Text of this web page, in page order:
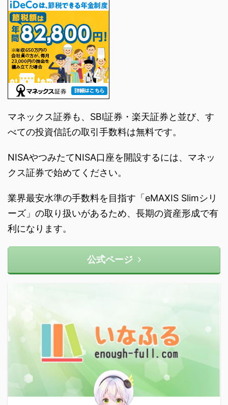
マネックス証券も、SBI証券・楽天証券と並び、す
べての投資信託の取引手数料は無料です。
NISAやつみたてNISA口座を開設するには、マネッ
クス証券で始めてください。
業界最安水準の手数料を目指す「eMAXIS Slimシリ
ーズ」の取り扱いがあるため、長期の資産形成で有
利になります。
公式ページ